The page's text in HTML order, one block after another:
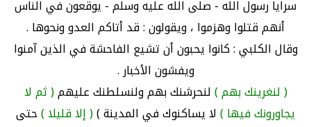
سرايا رسول الله - صلى الله عليه وسلم - يوقعون في الناس
أنهم قتلوا وهزموا ، ويقولون : قد أتاكم العدو ونحوها .
وقال الكلبي : كانوا يحبون أن تشيع الفاحشة في الذين آمنوا
ويفشون الأخبار .
( لنغرينك بهم )لنحرشنك بهم ولنسلطنك عليهم( ثم لا
يجاورونك فيها )لا يساكنوك في المدينة )( إلا قليلا )حتى